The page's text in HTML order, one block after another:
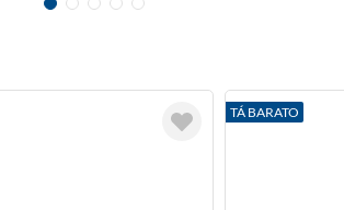
TÁ BARATO